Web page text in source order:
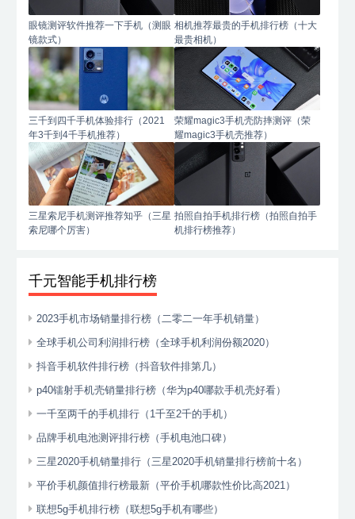
眼镜测评软件推荐一下手机（测眼
镜款式）
相机推荐最贵的手机排行榜（十大
最贵相机）
三千到四千手机体验排行（2021
年3千到4千手机推荐）
荣耀magic3手机壳防摔测评（荣
耀magic3手机壳推荐）
三星索尼手机测评推荐知乎（三星
索尼哪个厉害）
拍照自拍手机排行榜（拍照自拍手
机排行榜推荐）
千元智能手机排行榜
2023手机市场销量排行榜（二零二一年手机销量）
全球手机公司利润排行榜（全球手机利润份额2020）
抖音手机软件排行榜（抖音软件排第几）
p40镭射手机壳销量排行榜（华为p40哪款手机壳好看）
一千至两千的手机排行（1千至2千的手机）
品牌手机电池测评排行榜（手机电池口碑）
三星2020手机销量排行（三星2020手机销量排行榜前十名）
平价手机颜值排行榜最新（平价手机哪款性价比高2021）
联想5g手机排行榜（联想5g手机有哪些）